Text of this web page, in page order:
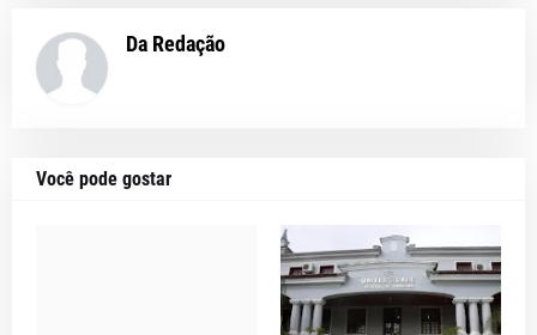
Da Redação
Você pode gostar